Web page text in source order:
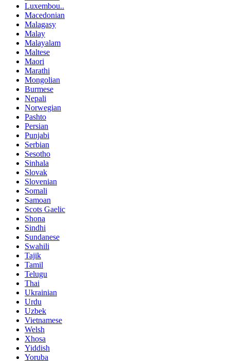
Luxembou..
Macedonian
Malagasy
Malay
Malayalam
Maltese
Maori
Marathi
Mongolian
Burmese
Nepali
Norwegian
Pashto
Persian
Punjabi
Serbian
Sesotho
Sinhala
Slovak
Slovenian
Somali
Samoan
Scots Gaelic
Shona
Sindhi
Sundanese
Swahili
Tajik
Tamil
Telugu
Thai
Ukrainian
Urdu
Uzbek
Vietnamese
Welsh
Xhosa
Yiddish
Yoruba